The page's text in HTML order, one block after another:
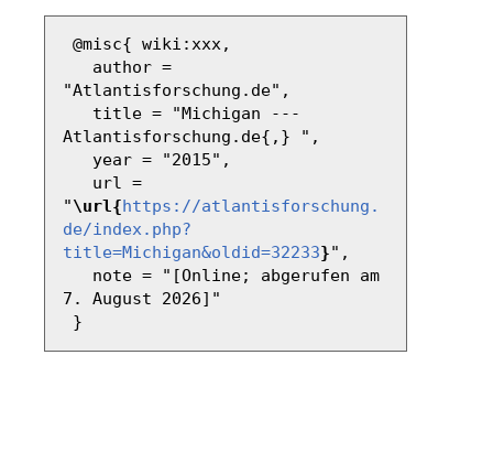
"Atlantisforschung.de",
Atlantisforschung.de{,} ",
"\url{https://atlantisforschung.
de/index.php?
title=Michigan&oldid=32233}",
7. August 2026]"